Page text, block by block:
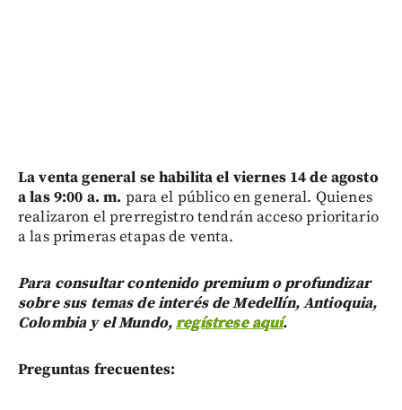
La venta general se habilita el viernes 14 de agosto
a las 9:00 a. m. para el público en general. Quienes
realizaron el prerregistro tendrán acceso prioritario
a las primeras etapas de venta.
Para consultar contenido premium o profundizar
sobre sus temas de interés de Medellín, Antioquia,
Colombia y el Mundo,regístrese aquí.
Preguntas frecuentes: